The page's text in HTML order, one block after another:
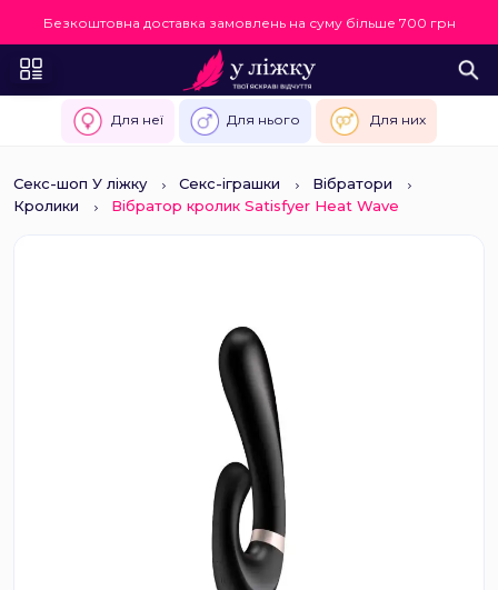
Безкоштовна доставка замовлень на суму більше 700 грн
Для неї Для нього Для них
Секс-шоп У ліжку Секс-іграшки
Вібратори
Кролики
Вібратор кролик Satisfyer Heat Wave